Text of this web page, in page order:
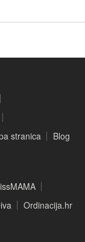
stranica Blog
Ordinacija.hr